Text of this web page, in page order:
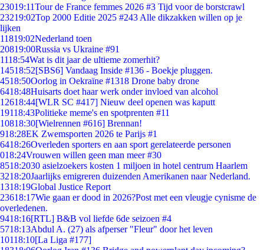
23019:11Tour de France femmes 2026 #3 Tijd voor de borstcrawl
23219:02Top 2000 Editie 2025 #243 Alle dikzakken willen op je
lijken
11819:02Nederland toen
20819:00Russia vs Ukraine #91
1118:54Wat is dit jaar de ultieme zomerhit?
14518:52[SBS6] Vandaag Inside #136 - Boekje pluggen.
4518:50Oorlog in Oekraïne #1318 Drone baby drone
6418:48Huisarts doet haar werk onder invloed van alcohol
12618:44[WLR SC #417] Nieuw deel openen was kaputt
19118:43Politieke meme's en spotprenten #11
10818:30[Wielrennen #616] Brennan!
918:28EK Zwemsporten 2026 te Parijs #1
6418:26Overleden sporters en aan sport gerelateerde personen
018:24Vrouwen willen geen man meer #30
8518:2030 asielzoekers kosten 1 miljoen in hotel centrum Haarlem
3218:20Jaarlijks emigreren duizenden Amerikanen naar Nederland.
1318:19Global Justice Report
23618:17Wie gaan er dood in 2026?Post met een vleugje cynisme de
overledenen.
9418:16[RTL] B&B vol liefde 6de seizoen #4
5718:13Abdul A. (27) als afperser "Fleur" door het leven
10118:10[La Liga #177]